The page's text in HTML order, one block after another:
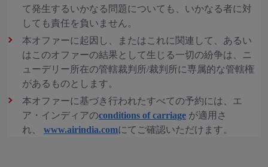
て発生するいかなる問題についても、いかなる者に対
しても責任を負いません。
本オファーに起因し、またはこれに関連して、あるい
はこのオファーの結果として生じる一切の紛争は、ニ
ューデリー所在の管轄裁判所/裁判所に専属的な管轄権
があるものとします。
本オファーに基づき行われたすべての予約には、エ
ア・インディアのconditions of carriage が適用さ
れ、 www.airindia.comにてご確認いただけます。